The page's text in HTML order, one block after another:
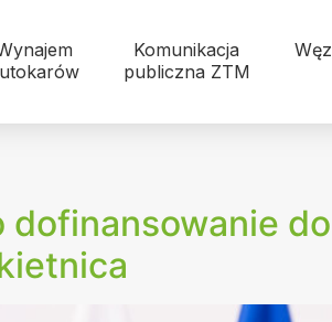
Komunikacja
publiczna ZTM
dofinansowanie